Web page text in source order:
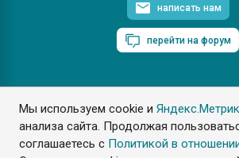
Мы используем cookie и
анализа сайта. Продолжая
соглашаетесь с Политикой в
написать нам
перейти на форум
ПластЭксперт © 2006. Все права
Разрешается копирование материалов
ссылкой на www.e-